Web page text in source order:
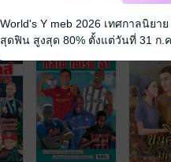
World's Y meb 2026 เทศกาลนิย
สุดฟิน สูงสุด 80% ตั้งแต่วันที่ 31 ก.